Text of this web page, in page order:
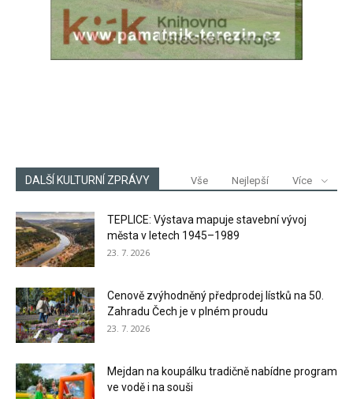
DALŠÍ KULTURNÍ ZPRÁVY Vše Nejlepší Více
TEPLICE: Výstava mapuje stavební vývoj
města v letech 1945–1989
23. 7. 2026
Cenově zvýhodněný předprodej lístků na 50.
Zahradu Čech je v plném proudu
23. 7. 2026
Mejdan na koupálku tradičně nabídne program
ve vodě i na souši